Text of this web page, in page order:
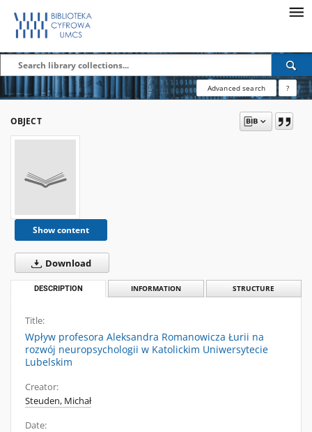
Advanced search ?
OBJECT
Show content
Download
DESCRIPTION INFORMATION STRUCTURE
Title:
Wpływ profesora Aleksandra Romanowicza Łurii na
rozwój neuropsychologii w Katolickim Uniwersytecie
Lubelskim
Creator:
Steuden, Michał
Date: